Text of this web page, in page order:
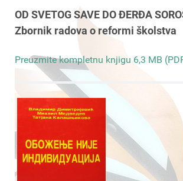
OD SVETOG SAVE DO ĐERĐA
Zbornik radova o reformi školstva
Preuzmite kompletnu knjigu 6,3 MB